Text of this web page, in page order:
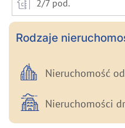
2/7 pod.
Rodzaje
Nieruchomość
Nieruchomości